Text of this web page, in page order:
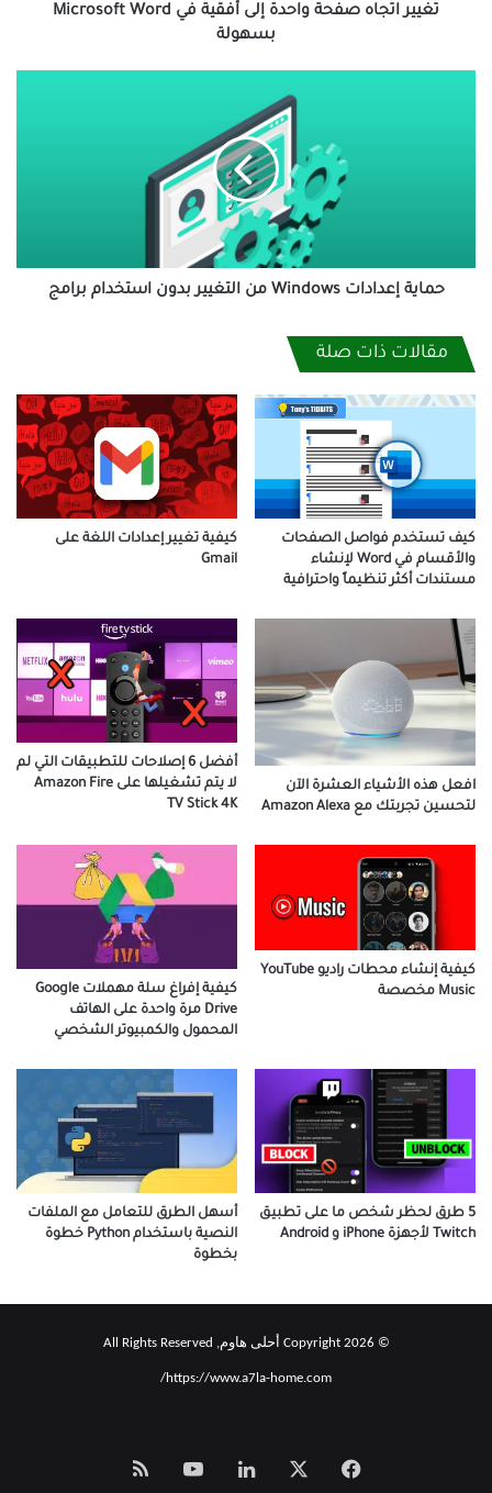
بسهولة
تغيير اتجاه صفحة واحدة إلى أفقية في Microsoft Word
بسهولة
حماية إعدادات Windows من التغيير بدون استخدام برامج
مقالات ذات صلة
كيف تستخدم فواصل الصفحات
والأقسام في Word لإنشاء
مستندات أكثر تنظيماً واحترافية
كيفية تغيير إعدادات اللغة على
Gmail
افعل هذه الأشياء العشرة الآن
لتحسين تجربتك مع Amazon Alexa
أفضل 6 إصلاحات للتطبيقات التي لم
لا يتم تشغيلها على Amazon Fire
TV Stick 4K
كيفية إنشاء محطات راديو YouTube
Music مخصصة
كيفية إفراغ سلة مهملات Google
Drive مرة واحدة على الهاتف
المحمول والكمبيوتر الشخصي
5 طرق لحظر شخص ما على تطبيق
Twitch لأجهزة iPhone و Android
أسهل الطرق للتعامل مع الملفات
النصية باستخدام Python خطوة
بخطوة
© Copyright 2026 أحلى هاوم, All Rights Reserved
https://www.a7la-home.com/
فيسبوك لينكدإن‫YouTube
Smart